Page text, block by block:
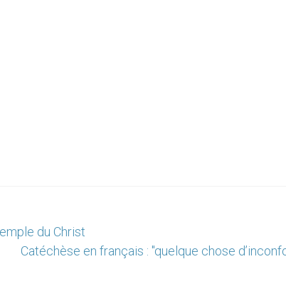
du Christ
Catéchèse en français : "quelque chose